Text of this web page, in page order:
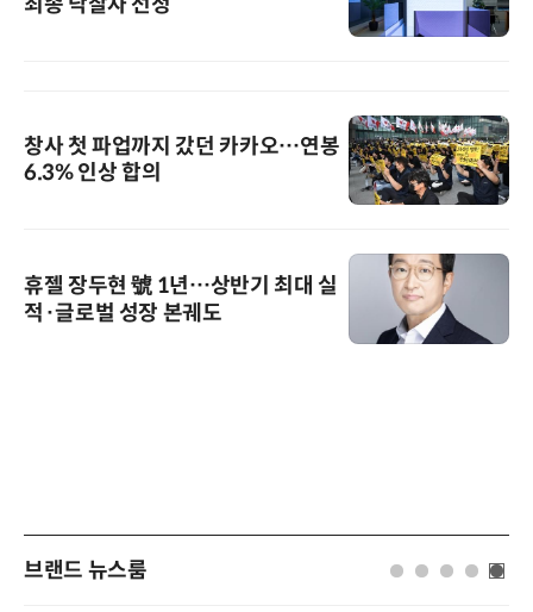
창사 첫 파업까지 갔던 카카오…연봉
6.3% 인상 합의
휴젤 장두현 號 1년…상반기 최대 실
적·글로벌 성장 본궤도
브랜드 뉴스룸